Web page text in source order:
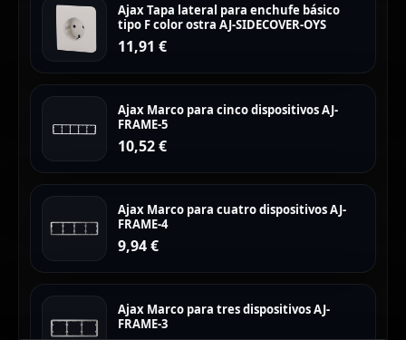
Ajax Tapa lateral para enchufe básico
tipo F color ostra AJ-SIDECOVER-OYS
11,91 €
Ajax Marco para cinco dispositivos AJ-
FRAME-5
10,52€
Ajax Marco para cuatro dispositivos AJ-
FRAME-4
9,94€
Ajax Marco para tres dispositivos AJ-
FRAME-3